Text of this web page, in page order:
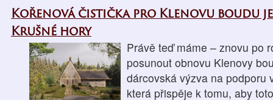
Kořenová čistička pro Klenovu boudu
Krušné hory
Právě teď máme – znovu po
posunout obnovu Klenovy
dárcovská výzva na podporu
která přispěje k tomu, aby